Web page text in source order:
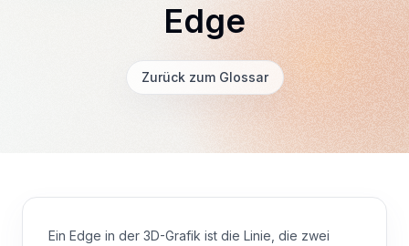
Edge
Zurück zum Glossar
Ein Edge in der 3D-Grafik ist die Linie, die zwei